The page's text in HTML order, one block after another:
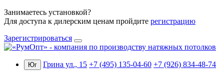
Занимаетесь установкой?
Для доступа к дилерским ценам пройдите регистрацию
Зарегистрироваться
Юг Грина ул., 15 +7 (495) 135-04-60 +7 (926) 834-48-74